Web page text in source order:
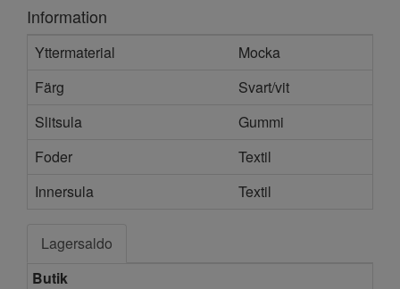
Information
Yttermaterial
Mocka
Färg
Svart/vit
Slitsula
Gummi
Foder
Textil
Innersula
Textil
Lagersaldo
Butik